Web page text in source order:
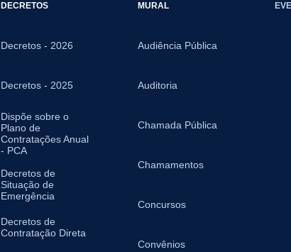
DECRETOS
Decretos - 2026
Decretos - 2025
Dispõe sobre o
Plano de
Contratações Anual
- PCA
Decretos de
Situação de
Emergência
Decretos de
Contratação Direta
MURAL
Audiência Pública
Auditoria
Chamada Pública
Chamamentos
Concursos
Convênios